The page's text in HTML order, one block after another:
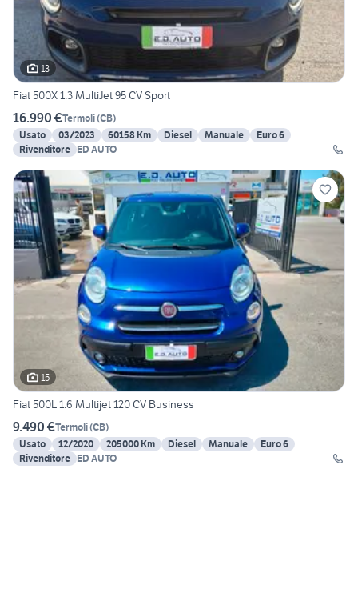
13
Fiat 500X 1.3 MultiJet 95 CV Sport
16.990 €Termoli(CB)
Usato
03/2023 60158 Km Diesel Manuale
Euro 6
Rivenditore ED AUTO
15
Fiat 500L 1.6 Multijet 120 CV Business
9.490 €Termoli(CB)
Usato
12/2020 205000 Km Diesel Manuale
Euro 6
Rivenditore ED AUTO